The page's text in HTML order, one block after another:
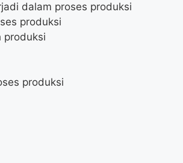
dalam proses produksi
produksi
produksi
produksi